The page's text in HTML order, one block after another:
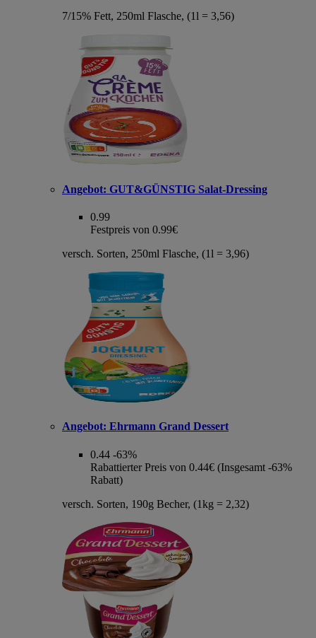
7/15% Fett, 250ml Flasche, (1l = 3,56)
Angebot: GUT&GÜNSTIG Salat-Dressing
0.99
Festpreis von 0.99€
versch. Sorten, 250ml Flasche, (1l = 3,96)
Angebot: Ehrmann Grand Dessert
0.44 -63%
Rabattierter Preis von 0.44€ (Insgesamt -63%
Rabatt)
versch. Sorten, 190g Becher, (1kg = 2,32)